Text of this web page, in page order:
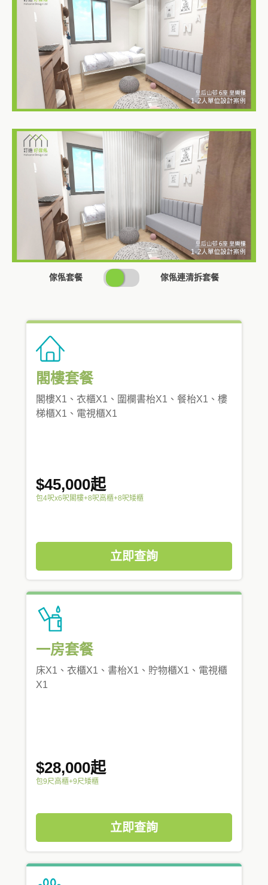
傢俬套餐
SWITCH
PRICING
傢俬連清拆套餐
閣樓套餐
閣樓X1、衣櫃X1、圍欄書枱X1、餐枱X1、樓
梯櫃X1、電視櫃X1
$45,000起
包4呎x6呎閣樓+8呎高櫃+8呎矮櫃
立即查詢
一房套餐
床X1、衣櫃X1、書枱X1、貯物櫃X1、電視櫃
X1
$28,000起
包9尺高櫃+9尺矮櫃
立即查詢